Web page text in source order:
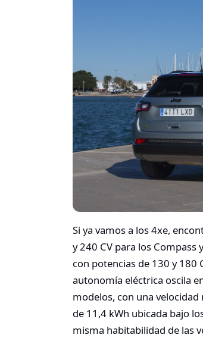
Si ya vamos a los 4xe,
y 240 CV para los
con potencias de 130 y 180
autonomía eléctrica oscila
modelos, con una
de 11,4 kWh ubicada bajo
misma habitabilidad de las